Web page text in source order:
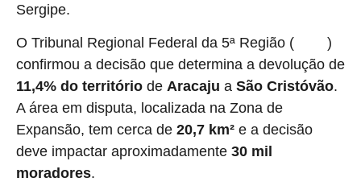
Sergipe.
O Tribunal Regional Federal da 5ª Região (
)
confirmou a decisão que determina a devolução de
11,4% do território de Aracaju a São Cristóvão.
A área em disputa, localizada na Zona de
Expansão, tem cerca de 20,7 km² e a decisão
deve impactar aproximadamente 30 mil
moradores.